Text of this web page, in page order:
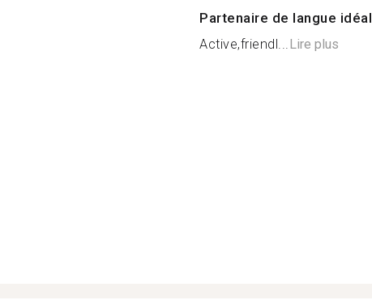
Partenaire de langue idéal
Active,friendl...Lire plus